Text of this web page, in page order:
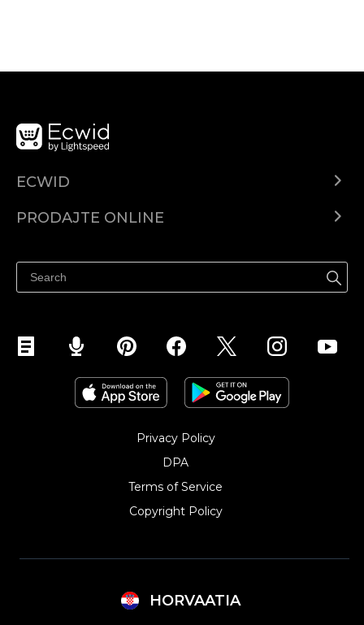
ECWID
PRODAJTE ONLINE
Privacy Policy
DPA
Terms of Service
Copyright Policy‎
HORVAATIA